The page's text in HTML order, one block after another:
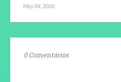
May 04, 2026
0 Comentários